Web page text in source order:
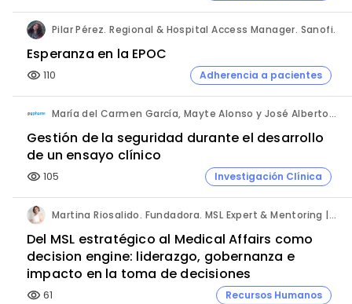
Pilar Pérez. Regional & Hospital Access Manager. Sanofi.
Esperanza en la EPOC
visibility 110 Adherencia a pacientes
María del Carmen García, Mayte Alonso y José Alberto Ayala. PVpharm.
Gestión de la seguridad durante el desarrollo
de un ensayo clínico
visibility 105 Investigación Clínica
Martina Riosalido. Fundadora. MSL Expert & Mentoring | Método MARIPOSA.
Del MSL estratégico al Medical Affairs como
decision engine: liderazgo, gobernanza e
impacto en la toma de decisiones
visibility 61 Recursos Humanos